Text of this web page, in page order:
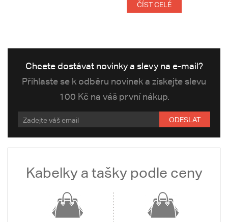
ČÍST CELÉ
Chcete dostávat novinky a slevy na e-mail?
Přihlaste se k odběru novinek a získejte slevu
100 Kč na váš první nákup.
ODESLAT
Kabelky a tašky podle ceny